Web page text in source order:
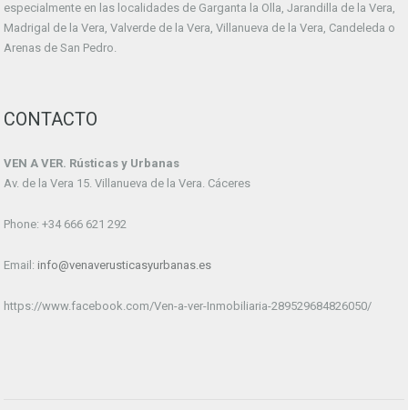
especialmente en las localidades de Garganta la Olla, Jarandilla de la Vera,
Madrigal de la Vera, Valverde de la Vera, Villanueva de la Vera, Candeleda o
Arenas de San Pedro.
CONTACTO
VEN A VER. Rústicas y Urbanas
Av. de la Vera 15. Villanueva de la Vera. Cáceres
Phone: +34 666 621 292
Email: info@venaverusticasyurbanas.es
https://www.facebook.com/Ven-a-ver-Inmobiliaria-289529684826050/